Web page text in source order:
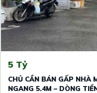
5 Tỷ
CHỦ CẦN BÁN GẤP NHÀ
NGANG 5.4M – DÒNG